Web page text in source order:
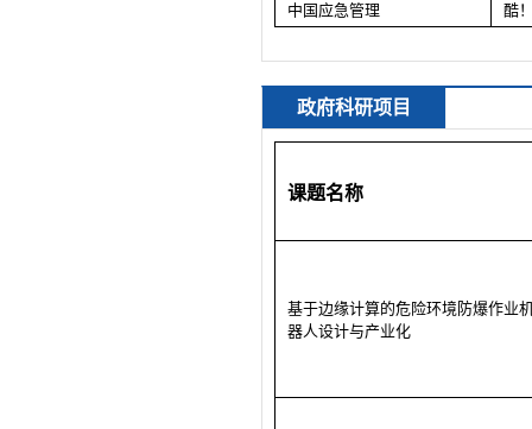
中国应急管理
酷
政府科研项目
课题名称
基于边缘计算的危险环境防爆作业
器人设计与产业化